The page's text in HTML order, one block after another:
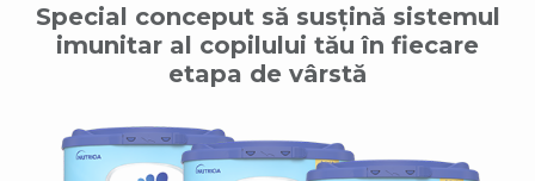
Special conceput să susțină sistemul
imunitar al copilului tău în fiecare
etapa de vârstă